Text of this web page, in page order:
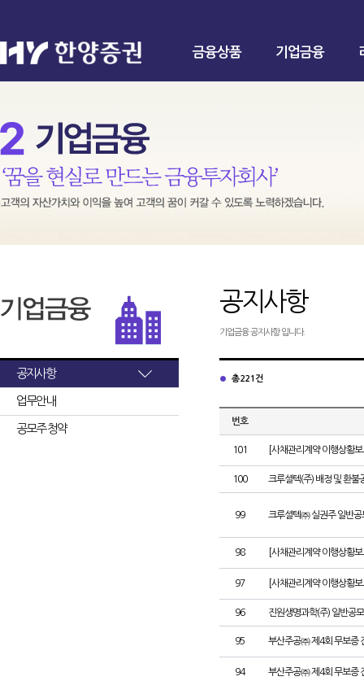
금융상품 기업금융
공지사항
업무안내
공모주 청약
공지사항
기업금융 공지사항 입니다.
총 221건
번호
101 [사채관리계약 이행상황
100 크루셜텍(주) 배정 및 환불
99 크루셜텍㈜ 실권주 일반공
98 [사채관리계약 이행상황
97 [사채관리계약 이행상황
96 진원생명과학(주) 일반공
95 부산주공㈜ 제4회 무보증
94 부산주공㈜ 제4회 무보증